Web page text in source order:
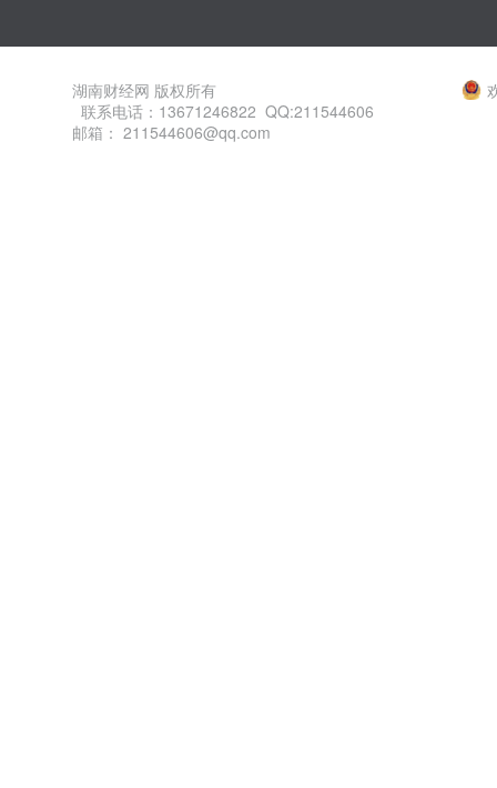
湖南财经网 版权所有
联系电话：13671246822 QQ:211544606
邮箱： 211544606@qq.com